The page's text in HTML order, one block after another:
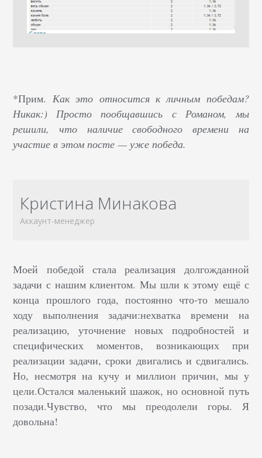
*Прим. Как это относится к личным победам?
Никак:) Просто пообщавшись с Романом, мы
решили, что наличие свободного времени на
участие в этом посте — уже победа.
Кристина Минакова
Аккаунт-менеджер
Моей победой стала реализация долгожданной
задачи с нашим клиентом. Мы шли к этому ещё с
конца прошлого года, постоянно что-то мешало
ходу выполнения задачи:нехватка времени на
реализацию, уточнение новых подробностей и
специфических моментов, возникающих при
реализации задачи, сроки двигались и сдвигались.
Но, несмотря на кучу и миллион причин, мы у
цели.Остался маленький шажок, но основной путь
позади.Чувство, что мы преодолели горы. Я
довольна!